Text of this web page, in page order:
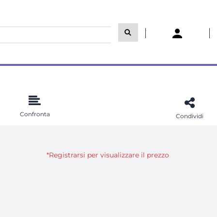
Confronta Condividi
*Registrarsi per visualizzare il prezzo